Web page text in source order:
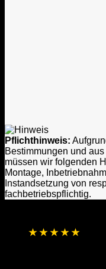
Pflichthinweis:
Bestimmungen und
müssen wir folgenden
Montage,
Instandsetzung von
fachbetriebspflichtig.
★★★★★